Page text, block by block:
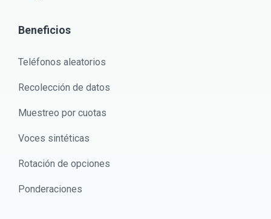
Beneficios
Teléfonos aleatorios
Recolección de datos
Muestreo por cuotas
Voces sintéticas
Rotación de opciones
Ponderaciones